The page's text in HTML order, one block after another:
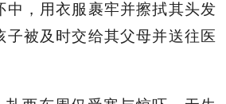
中，用衣服裹牢并擦拭其头发
子被及时交给其父母并送往医